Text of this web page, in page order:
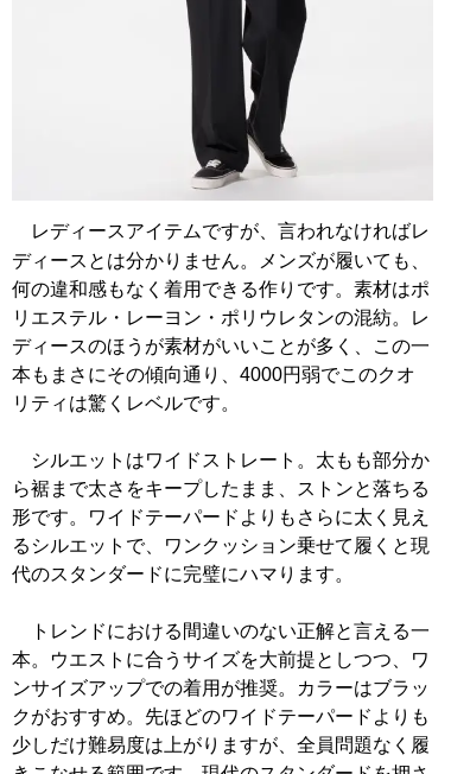
レディースアイテムですが、言われなければレ
ディースとは分かりません。メンズが履いても、
何の違和感もなく着用できる作りです。素材はポ
リエステル・レーヨン・ポリウレタンの混紡。レ
ディースのほうが素材がいいことが多く、この一
本もまさにその傾向通り、4000円弱でこのクオ
リティは驚くレベルです。
シルエットはワイドストレート。太もも部分か
ら裾まで太さをキープしたまま、ストンと落ちる
形です。ワイドテーパードよりもさらに太く見え
るシルエットで、ワンクッション乗せて履くと現
代のスタンダードに完璧にハマります。
トレンドにおける間違いのない正解と言える一
本。ウエストに合うサイズを大前提としつつ、ワ
ンサイズアップでの着用が推奨。カラーはブラッ
クがおすすめ。先ほどのワイドテーパードよりも
少しだけ難易度は上がりますが、全員問題なく履